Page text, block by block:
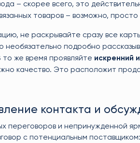
– скорее всего, это
товаров – возможно, просто
не раскрывайте сразу все
необязательно подробно
же время проявляйте искренний
качество. Это расположит
контакта и
переговоров и непринужденной
с потенциальным поставщиком: